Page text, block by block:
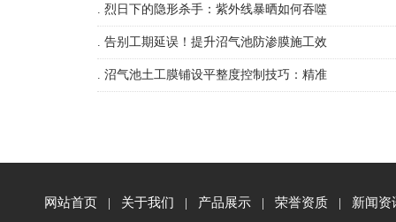
. 烈日下的隐形杀手：紫外线暴晒如何吞噬
. 告别工期延误！提升沼气池防渗膜施工效
. 沼气池土工膜铺设平整度控制技巧：精准
网站首页 | 关于我们 | 产品展示 | 荣誉资质 | 新闻资